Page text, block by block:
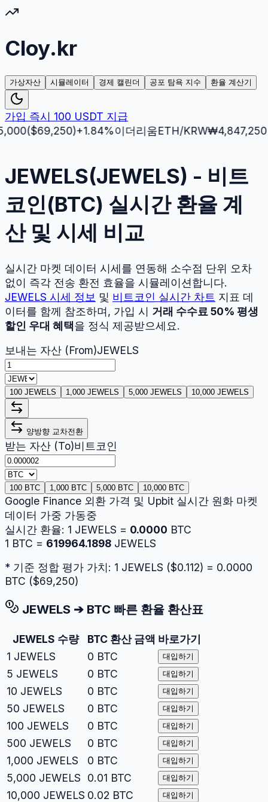
Cloy.kr
가상자산 시뮬레이터 경제 캘린더 공포 탐욕 지수 환율 계산기
가입 즉시 100 USDT 지급
($69,250)+1.84%이더리움ETH/KRW₩4,847,250($
JEWELS(JEWELS) - 비트
코인(BTC) 실시간 환율 계
산 및 시세 비교
실시간 마켓 데이터 시세를 연동해 소수점 단위 오차
없이 즉각 전송 환전 효율을 시뮬레이션합니다.
JEWELS 시세 정보 및 비트코인 실시간 차트 지표 데
이터를 함께 참조하며, 가입 시 거래 수수료 50% 평생
할인 우대 혜택을 정식 제공받으세요.
보내는 자산 (From)JEWELS
100 JEWELS 1,000 JEWELS 5,000 JEWELS 10,000 JEWELS
양방향 교차전환
받는 자산 (To)비트코인
100 BTC 1,000 BTC 5,000 BTC 10,000 BTC
Google Finance 외환 가격 및 Upbit 실시간 원화 마켓
데이터 가중 가동중
실시간 환율: 1 JEWELS = 0.0000 BTC
1 BTC = 619964.1898 JEWELS
* 기준 정합 평가 가치: 1 JEWELS ($0.112) = 0.0000
BTC ($69,250)
JEWELS ➔ BTC 빠른 환율 환산표
JEWELS 수량 BTC 환산 금액 바로가기
1 JEWELS 0 BTC 대입하기
5 JEWELS 0 BTC 대입하기
10 JEWELS 0 BTC 대입하기
50 JEWELS 0 BTC 대입하기
100 JEWELS 0 BTC 대입하기
500 JEWELS 0 BTC 대입하기
1,000 JEWELS 0 BTC 대입하기
5,000 JEWELS 0.01 BTC 대입하기
10,000 JEWELS 0.02 BTC 대입하기